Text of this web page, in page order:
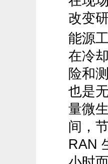
改变
能源
在冷
险和
也是
量微
间，
RAN